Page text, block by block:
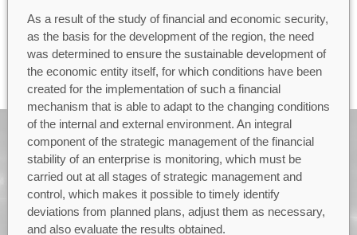
As a result of the study of financial and economic security,
as the basis for the development of the region, the need
was determined to ensure the sustainable development of
the economic entity itself, for which conditions have been
created for the implementation of such a financial
mechanism that is able to adapt to the changing conditions
of the internal and external environment. An integral
component of the strategic management of the financial
stability of an enterprise is monitoring, which must be
carried out at all stages of strategic management and
control, which makes it possible to timely identify
deviations from planned plans, adjust them as necessary,
and also evaluate the results obtained.